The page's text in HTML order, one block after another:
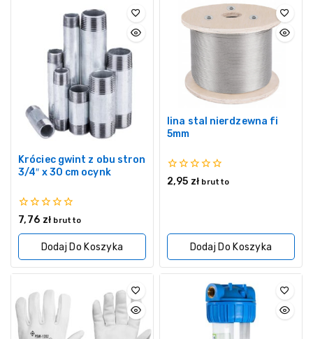
Króciec gwint z obu stron
3/4″ x 30 cm ocynk
0
5
7,76 zł brutto
Dodaj Do Koszyka
lina stal nierdzewna fi
5mm
0
2,95 zł brutto
Dodaj Do Koszyka